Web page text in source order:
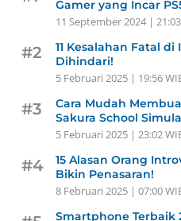
Gamer yang Incar
11 September 2024 |
#2
11 Kesalahan Fatal
Dihindari!
5 Februari 2025 | 19:56
#3
Cara Mudah
Sakura School
5 Februari 2025 | 23:02
#4
15 Alasan Orang
Bikin Penasaran!
8 Februari 2025 | 07:00
Smartphone Terbaik